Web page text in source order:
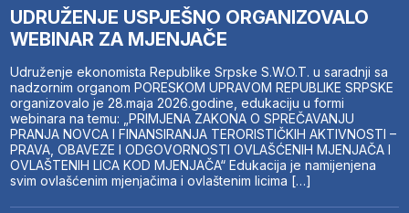
UDRUŽENJE USPJEŠNO ORGANIZOVALO
WEBINAR ZA MJENJAČE
Udruženje ekonomista Republike Srpske S.W.O.T. u saradnji sa
nadzornim organom PORESKOM UPRAVOM REPUBLIKE SRPSKE
organizovalo je 28.maja 2026.godine, edukaciju u formi
webinara na temu: „PRIMJENA ZAKONA O SPREČAVANJU
PRANJA NOVCA I FINANSIRANJA TERORISTIČKIH AKTIVNOSTI –
PRAVA, OBAVEZE I ODGOVORNOSTI OVLAŠĆENIH MJENJAČA I
OVLAŠTENIH LICA KOD MJENJAČA“ Edukacija je namijenjena
svim ovlašćenim mjenjačima i ovlaštenim licima […]